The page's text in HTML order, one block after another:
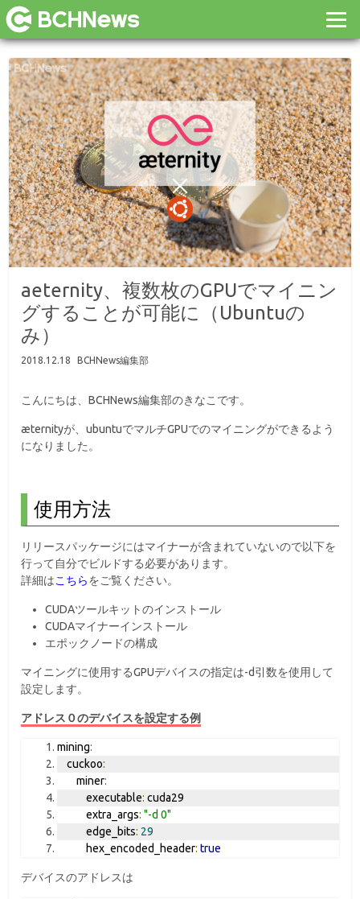
aeternity、複数枚のGPUでマイニン
グすることが可能に（Ubuntuの
み）
2018.12.18 BCHNews編集部
こんにちは、BCHNews編集部のきなこです。
æternityが、ubuntuでマルチGPUでのマイニングができるよう
になりました。
使用方法
リリースパッケージにはマイナーが含まれていないので以下を
行って自分でビルドする必要があります。
詳細はこちらをご覧ください。
CUDAツールキットのインストール
CUDAマイナーインストール
エポックノードの構成
マイニングに使用するGPUデバイスの指定は-d引数を使用して
設定します。
アドレス０のデバイスを設定する例
mining:
    cuckoo
:
        miner
:
            executable
: cuda29
            extra_args
: "-d 0"
            edge_bits
: 29
            hex_encoded_header
: true
デバイスのアドレスは